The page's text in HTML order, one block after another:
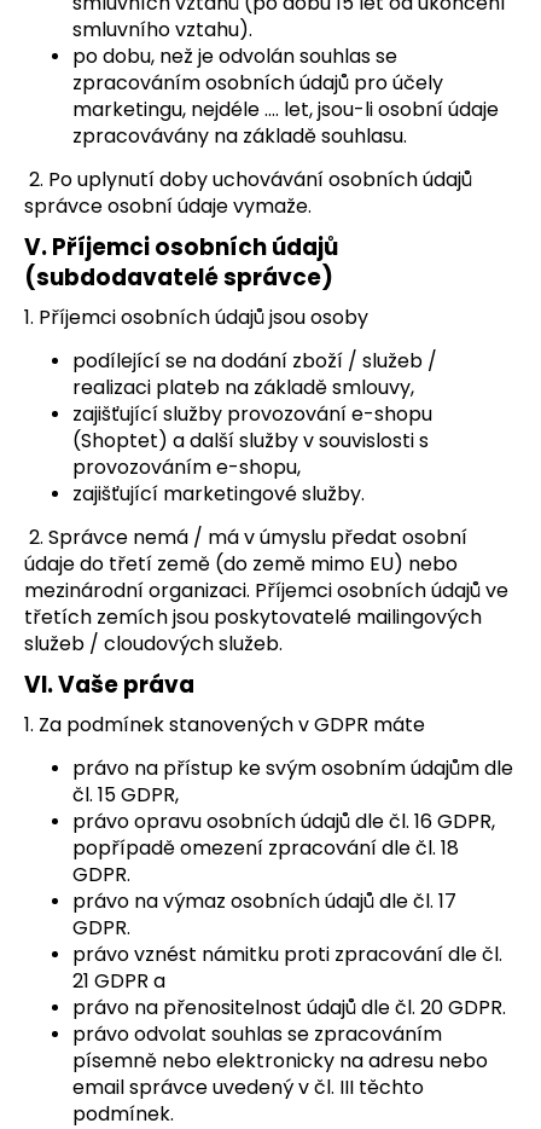
smluvního vztahu).
po dobu, než je odvolán souhlas se
zpracováním osobních údajů pro účely
marketingu, nejdéle …. let, jsou-li osobní údaje
zpracovávány na základě souhlasu.
2. Po uplynutí doby uchovávání osobních údajů
správce osobní údaje vymaže.
V.Příjemci osobních údajů
(subdodavatelé správce)
1. Příjemci osobních údajů jsou osoby
podílející se na dodání zboží / služeb /
realizaci plateb na základě smlouvy,
zajišťující služby provozování e-shopu
(Shoptet) a další služby v souvislosti s
provozováním e-shopu,
zajišťující marketingové služby.
2. Správce nemá / má v úmyslu předat osobní
údaje do třetí země (do země mimo EU) nebo
mezinárodní organizaci. Příjemci osobních údajů ve
třetích zemích jsou poskytovatelé mailingových
služeb / cloudových služeb.
VI.Vaše práva
1. Za podmínek stanovených v GDPR máte
právo na přístup ke svým osobním údajům dle
čl. 15 GDPR,
právo opravu osobních údajů dle čl. 16 GDPR,
popřípadě omezení zpracování dle čl. 18
GDPR.
právo na výmaz osobních údajů dle čl. 17
GDPR.
právo vznést námitku proti zpracování dle čl.
21 GDPR a
právo na přenositelnost údajů dle čl. 20 GDPR.
právo odvolat souhlas se zpracováním
písemně nebo elektronicky na adresu nebo
email správce uvedený v čl. III těchto
podmínek.